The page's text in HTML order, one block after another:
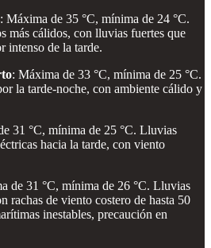
: Máxima de 35 °C, mínima de 24 °C.
más cálidos, con lluvias fuertes que
intenso de la tarde.
: Máxima de 33 °C, mínima de 25 °C.
la tarde-noche, con ambiente cálido y
31 °C, mínima de 25 °C. Lluvias
hacia la tarde, con viento
de 31 °C, mínima de 26 °C. Lluvias
rachas de viento costero de hasta 50
inestables, precaución en